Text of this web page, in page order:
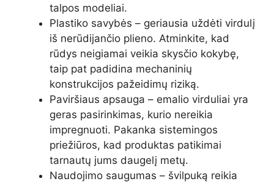
talpos modeliai.
Plastiko savybės – geriausia uždėti virdulį
iš nerūdijančio plieno. Atminkite, kad
rūdys neigiamai veikia skysčio kokybę,
taip pat padidina mechaninių
konstrukcijos pažeidimų riziką.
Paviršiaus apsauga – emalio virduliai yra
geras pasirinkimas, kurio nereikia
impregnuoti. Pakanka sistemingos
priežiūros, kad produktas patikimai
tarnautų jums daugelį metų.
Naudojimo saugumas – švilpuką reikia